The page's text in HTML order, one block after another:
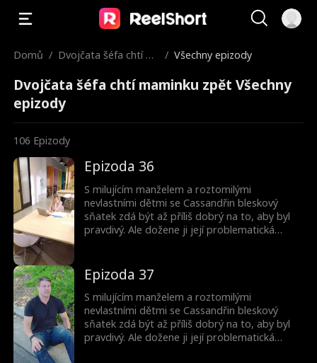
Domů / Dvojčata šéfa chtí m
/ Všechny epizody
Dvojčata šéfa chtí maminku zpět Všechny
epizody
106 Epizody
Epizoda 36
S milujícím manželem a roztomilými
nevlastními dětmi se Cassandřin bleskový
sňatek zdá být až příliš dobrý na to, aby byl
pravdivý. Ale dožene ji její problematická
Epizoda 37
S milujícím manželem a roztomilými
nevlastními dětmi se Cassandřin bleskový
sňatek zdá být až příliš dobrý na to, aby byl
pravdivý. Ale dožene ji její problematická